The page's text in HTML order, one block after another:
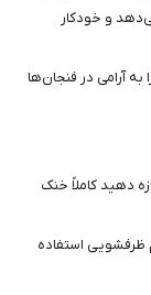
و خودکار
به آرامی در فنجان‌ها
دهید کاملاً خنک
ظرفشویی استفاده